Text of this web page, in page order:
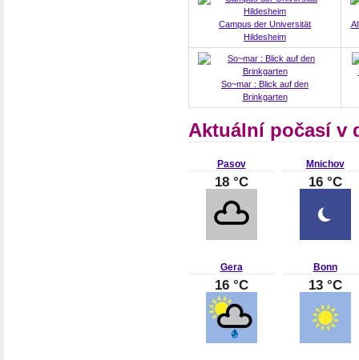
Campus der Universität
Hildesheim
So~mar : Blick auf den
Brinkgarten
Aktuální počasí v
Pasov
18 °C
Mnichov
16 °C
Gera
16 °C
Bonn
13 °C